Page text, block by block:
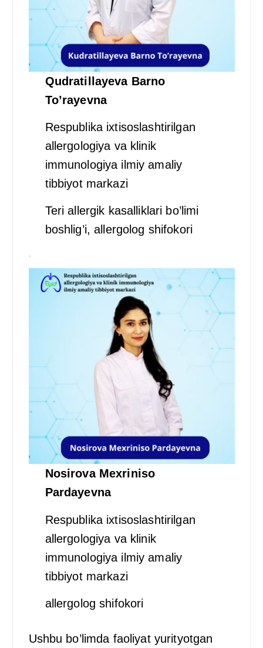
Qudratillayeva Barno
To’rayevna
Respublika ixtisoslashtirilgan
allergologiya va klinik
immunologiya ilmiy amaliy
tibbiyot markazi
Teri allergik kasalliklari bo’limi
boshlig’i, allergolog shifokori
Nosirova Mexriniso
Pardayevna
Respublika ixtisoslashtirilgan
allergologiya va klinik
immunologiya ilmiy amaliy
tibbiyot markazi
allergolog shifokori
Ushbu bo’limda faoliyat yurityotgan